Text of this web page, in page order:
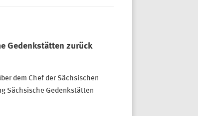
Gedenkstätten zurück
dem Chef der Sächsischen
Sächsische Gedenkstätten